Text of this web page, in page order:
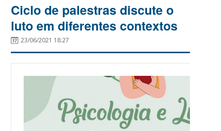
Ciclo de palestras discute o
luto em diferentes contextos
23/06/2021 18:27